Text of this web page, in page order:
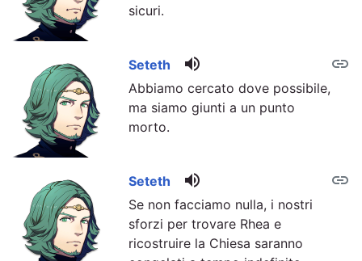
sicuri.
link
Seteth volume_up
Abbiamo cercato dove possibile,
ma siamo giunti a un punto
morto.
link
Seteth volume_up
Se non facciamo nulla, i nostri
sforzi per trovare Rhea e
ricostruire la Chiesa saranno